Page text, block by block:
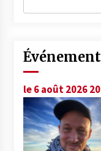
le 6 août 2026